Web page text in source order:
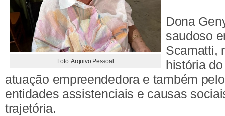
Foto: Arquivo Pessoal
Dona
saudoso
Scamatti,
história
atuação empreendedora e também
entidades assistenciais e causas
trajetória.